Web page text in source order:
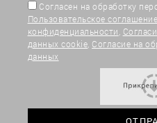
Согласен на обработку
Пользовательское соглашение
конфиденциальности
данных cookie Согласие на
данных